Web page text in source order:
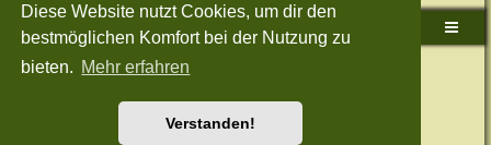
Diese Website nutzt Cookies, um dir den
bestmöglichen Komfort bei der Nutzung zu
bieten. Mehr erfahren
Verstanden!
Sudden-Strike-Maps.de Hauptseite Foren-Übersicht
Powered byphpBB® Forum Software © phpBB Limited
Style: Green-Style-Split by Joyce&LunaphpBB-Style-Design
Nutzungsbedingungen